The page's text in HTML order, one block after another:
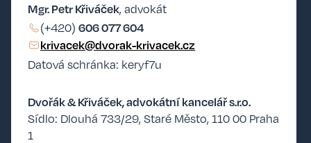
Mgr. Petr Křiváček, advokát
(+420)606 077 604
krivacek@dvorak-krivacek.cz
Datová schránka: keryf7u
Dvořák & Křiváček, advokátní kancelář s.r.o.
Sídlo: Dlouhá 733/29, Staré Město, 110 00 Praha
1